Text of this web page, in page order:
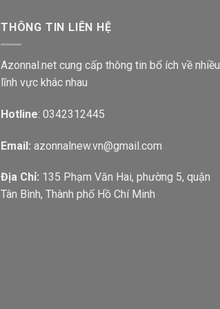
THÔNG TIN LIÊN HỆ
Azonnal.net cung cấp thông tin bổ ích về nhiều
lĩnh vực khác nhau
Hotline: 0342312445
Email: azonnalnew.vn@gmail.com
Địa Chỉ: 135 Phạm Văn Hai, phường 5, quận
Tân Bình, Thành phố Hồ Chí Minh